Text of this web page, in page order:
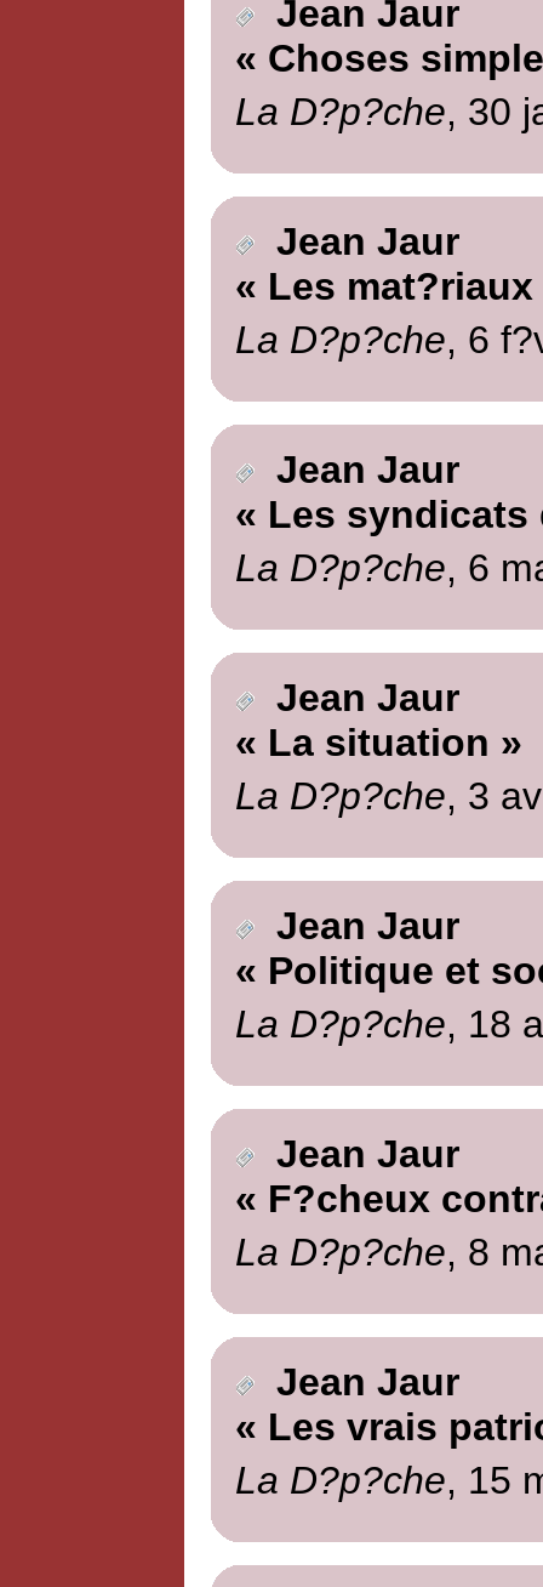
Jean Jaur
« Choses
La D?p?che, 30
Jean Jaur
« Les
La D?p?che, 6
Jean Jaur
« Les
La D?p?che, 6
Jean Jaur
« La situation »
La D?p?che, 3
Jean Jaur
« Politique et
La D?p?che, 18
Jean Jaur
« F?cheux
La D?p?che, 8
Jean Jaur
« Les vrais
La D?p?che, 15